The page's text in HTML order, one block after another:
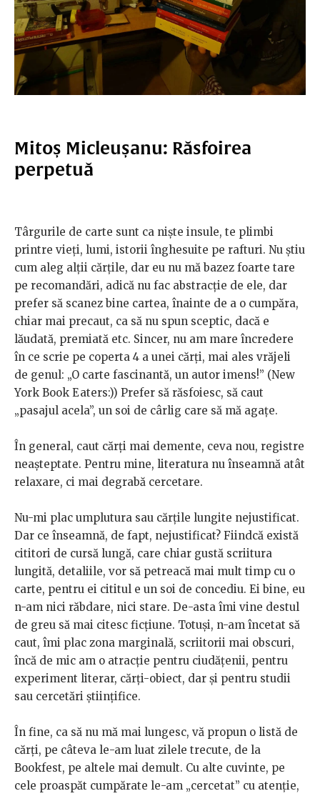
Mitoș Micleușanu: Răsfoirea
perpetuă
Târgurile de carte sunt ca niște insule, te plimbi
printre vieți, lumi, istorii înghesuite pe rafturi. Nu știu
cum aleg alții cărțile, dar eu nu mă bazez foarte tare
pe recomandări, adică nu fac abstracție de ele, dar
prefer să scanez bine cartea, înainte de a o cumpăra,
chiar mai precaut, ca să nu spun sceptic, dacă e
lăudată, premiată etc. Sincer, nu am mare încredere
în ce scrie pe coperta 4 a unei cărți, mai ales vrăjeli
de genul: „O carte fascinantă, un autor imens!” (New
York Book Eaters:)) Prefer să răsfoiesc, să caut
„pasajul acela”, un soi de cârlig care să mă agațe.
În general, caut cărți mai demente, ceva nou, registre
neașteptate. Pentru mine, literatura nu înseamnă atât
relaxare, ci mai degrabă cercetare.
Nu-mi plac umplutura sau cărțile lungite nejustificat.
Dar ce înseamnă, de fapt, nejustificat? Fiindcă există
cititori de cursă lungă, care chiar gustă scriitura
lungită, detaliile, vor să petreacă mai mult timp cu o
carte, pentru ei cititul e un soi de concediu. Ei bine, eu
n-am nici răbdare, nici stare. De-asta îmi vine destul
de greu să mai citesc ficțiune. Totuși, n-am încetat să
caut, îmi plac zona marginală, scriitorii mai obscuri,
încă de mic am o atracție pentru ciudățenii, pentru
experiment literar, cărți-obiect, dar și pentru studii
sau cercetări științifice.
În fine, ca să nu mă mai lungesc, vă propun o listă de
cărți, pe câteva le-am luat zilele trecute, de la
Bookfest, pe altele mai demult. Cu alte cuvinte, pe
cele proaspăt cumpărate le-am „cercetat” cu atenție,